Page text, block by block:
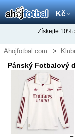
Kč
Získejte 10%
Ahojfotbal.com
Pánský Fotbalový